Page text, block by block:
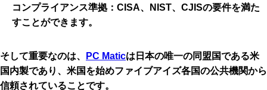
コンプライアンス準拠 ：CISA、NIST、CJISの要件を満た
すことができます。
そして重要なのは、 PC Maticは日本の唯一の同盟国である米
国内製であり、米国を始めファイブアイズ各国の公共機関から
信頼されていることです。